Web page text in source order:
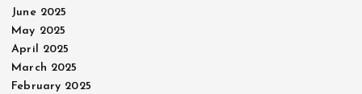
June 2025
May 2025
April 2025
March 2025
February 2025